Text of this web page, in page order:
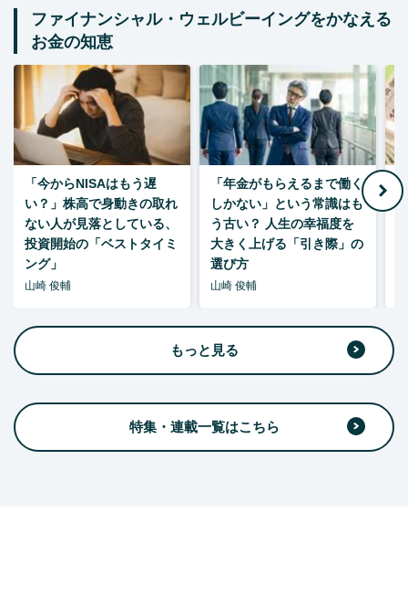
ファイナンシャル・ウェルビーイングをかなえる
お金の知恵
「今からNISAはもう遅
い？」株高で身動きの取れ
ない人が見落としている、
投資開始の「ベストタイミ
ング」
山崎 俊輔
「年金がもらえるまで働く
しかない」という常識はも
う古い？ 人生の幸福度を
大きく上げる「引き際」の
選び方
山崎 俊輔
もっと見る
特集・連載一覧はこちら